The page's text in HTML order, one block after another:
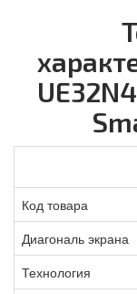
Код товара
Диагональ экрана
Технология